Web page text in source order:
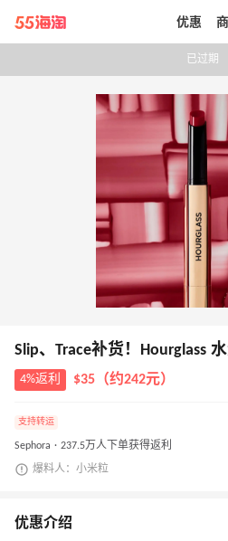
带你去官网买正品
优惠
已过期
Slip、Trace补货！Hourglass
4%返利 $35（约242元）
支持转运
Sephora · 237.5万人下单获得返利
爆料人：小米粒
优惠介绍